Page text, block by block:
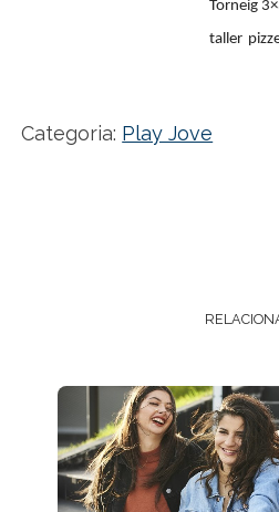
Torneig
taller
Categoria: Play Jove